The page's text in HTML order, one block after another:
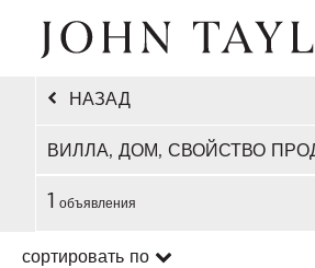
НАЗАД
ВИЛЛА, ДОМ, СВОЙСТВО
1 объявления
сортировать по